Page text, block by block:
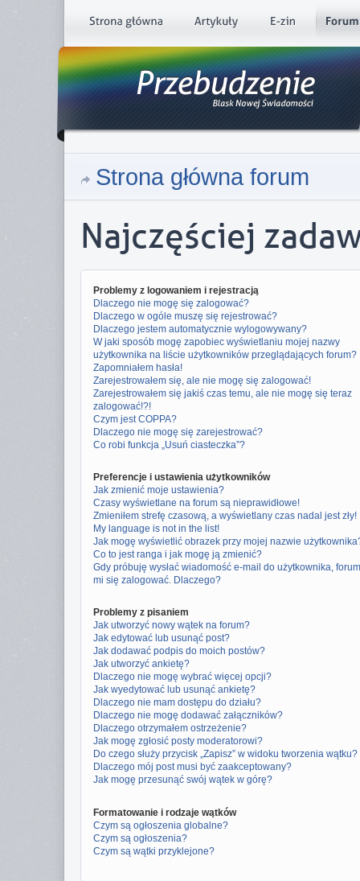
Strona główna forum
Najczęściej
Problemy z logowaniem i rejestracją
Dlaczego nie mogę się zalogować?
Dlaczego w ogóle muszę się rejestrować?
Dlaczego jestem automatycznie wylogowywany?
W jaki sposób mogę zapobiec wyświetlaniu mojej nazwy
użytkownika na liście użytkowników przeglądających forum?
Zapomniałem hasła!
Zarejestrowałem się, ale nie mogę się zalogować!
Zarejestrowałem się jakiś czas temu, ale nie mogę się teraz
zalogować!?!
Czym jest COPPA?
Dlaczego nie mogę się zarejestrować?
Co robi funkcja „Usuń ciasteczka”?
Preferencje i ustawienia użytkowników
Jak zmienić moje ustawienia?
Czasy wyświetlane na forum są nieprawidłowe!
Zmieniłem strefę czasową, a wyświetlany czas nadal jest zły!
My language is not in the list!
Jak mogę wyświetlić obrazek przy mojej nazwie
Co to jest ranga i jak mogę ją zmienić?
Gdy próbuję wysłać wiadomość e-mail do użytkownika,
mi się zalogować. Dlaczego?
Problemy z pisaniem
Jak utworzyć nowy wątek na forum?
Jak edytować lub usunąć post?
Jak dodawać podpis do moich postów?
Jak utworzyć ankietę?
Dlaczego nie mogę wybrać więcej opcji?
Jak wyedytować lub usunąć ankietę?
Dlaczego nie mam dostępu do działu?
Dlaczego nie mogę dodawać załączników?
Dlaczego otrzymałem ostrzeżenie?
Jak mogę zgłosić posty moderatorowi?
Do czego służy przycisk „Zapisz” w widoku tworzenia wątku?
Dlaczego mój post musi być zaakceptowany?
Jak mogę przesunąć swój wątek w górę?
Formatowanie i rodzaje wątków
Czym są ogłoszenia globalne?
Czym są ogłoszenia?
Czym są wątki przyklejone?